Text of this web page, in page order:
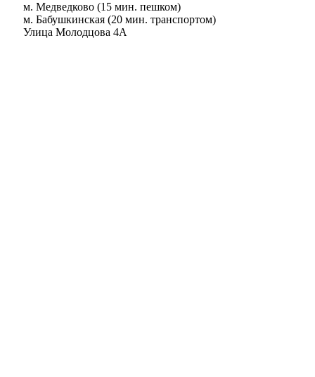
м. Медведково (15 мин. пешком)
м. Бабушкинская (20 мин. транспортом)
Улица Молодцова 4А